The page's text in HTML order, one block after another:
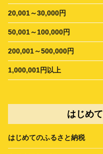
20,001～30,000円
50,001～100,000円
200,001～500,000円
1,000,001円以上
はじめ
はじめてのふるさと納税